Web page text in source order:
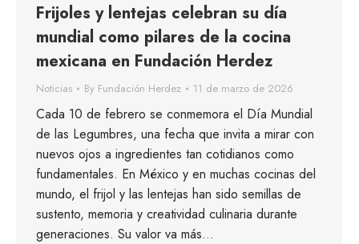
Frijoles y lentejas celebran su día
mundial como pilares de la cocina
mexicana en Fundación Herdez
Noticias By Fundación Herdez 11 de marzo de 2026
Cada 10 de febrero se conmemora el Día Mundial
de las Legumbres, una fecha que invita a mirar con
nuevos ojos a ingredientes tan cotidianos como
fundamentales. En México y en muchas cocinas del
mundo, el frijol y las lentejas han sido semillas de
sustento, memoria y creatividad culinaria durante
generaciones. Su valor va más…